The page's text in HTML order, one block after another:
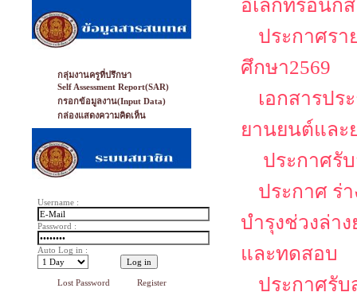
กลุ่มงานครูที่ปรึกษา
Self Assessment Report(SAR)
กรอกข้อมูลงาน(Input Data)
กล่องแสดงความคิดเห็น
Username :
Password :
Auto Log in :
Lost Password Register
อิเล็กทรอนิก
ประกาศร
ศึกษา2569
เอกสารป
ยานยนต์และ
ประกาศรั
ประกาศ ร่
บำรุงช่วงล่า
และทดสอบ
ประกาศรั